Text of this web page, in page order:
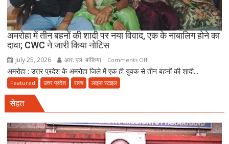
अमरोहा में तीन बहनों की शादी पर नया विवाद, एक के नाबालिग होने का
दावा; CWC ने जारी किया नोटिस
July 25, 2026 आर. एल. बांकिया Comments Offon
अमरोहा
की
शादी
पर
अमरोहा : उत्तर प्रदेश के अमरोहा जिले में एक ही युवक से तीन बहनों की शादी...
Featured उत्तर प्रदेश राज्य लाइफ स्टाइल
सेहत